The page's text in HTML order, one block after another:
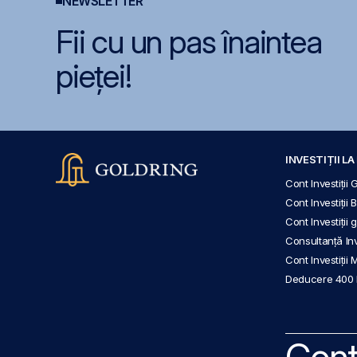
Fii cu un pas înaintea
pieței!
INVESTIȚII LA
Cont Investiții
Cont Investiții
Cont Investiții
Consultanță
Cont Investiții
Deducere 400